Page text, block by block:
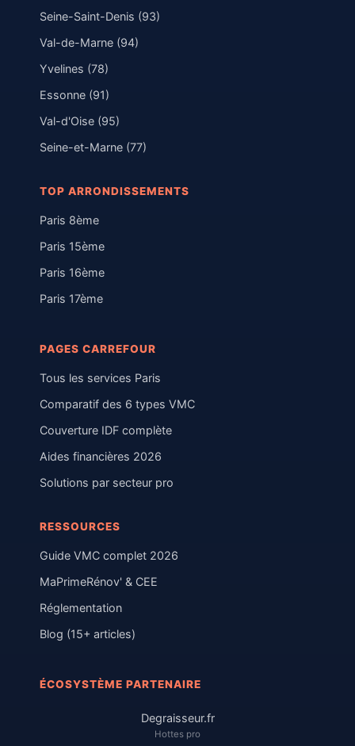
Seine-Saint-Denis (93)
Val-de-Marne (94)
Yvelines (78)
Essonne (91)
Val-d'Oise (95)
Seine-et-Marne (77)
TOP ARRONDISSEMENTS
Paris 8ème
Paris 15ème
Paris 16ème
Paris 17ème
PAGES CARREFOUR
Tous les services Paris
Comparatif des 6 types VMC
Couverture IDF complète
Aides financières 2026
Solutions par secteur pro
RESSOURCES
Guide VMC complet 2026
MaPrimeRénov' & CEE
Réglementation
Blog (15+ articles)
ÉCOSYSTÈME PARTENAIRE
Degraisseur.fr
Hottes pro